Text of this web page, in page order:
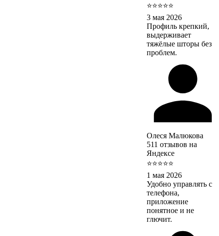
⭐⭐⭐⭐⭐
3 мая 2026
Профиль крепкий,
выдерживает
тяжёлые шторы без
проблем.
Олеся Малюкова
511 отзывов на
Яндексе
⭐⭐⭐⭐⭐
1 мая 2026
Удобно управлять с
телефона,
приложение
понятное и не
глючит.